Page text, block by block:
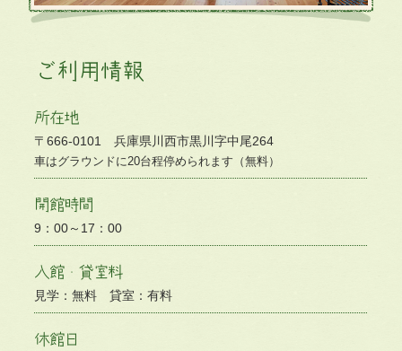
ご利用情報
所在地
〒666-0101 兵庫県川西市黒川字中尾264
車はグラウンドに20台程停められます（無料）
開館時間
9：00～17：00
入館・貸室料
見学：無料 貸室：有料
休館日